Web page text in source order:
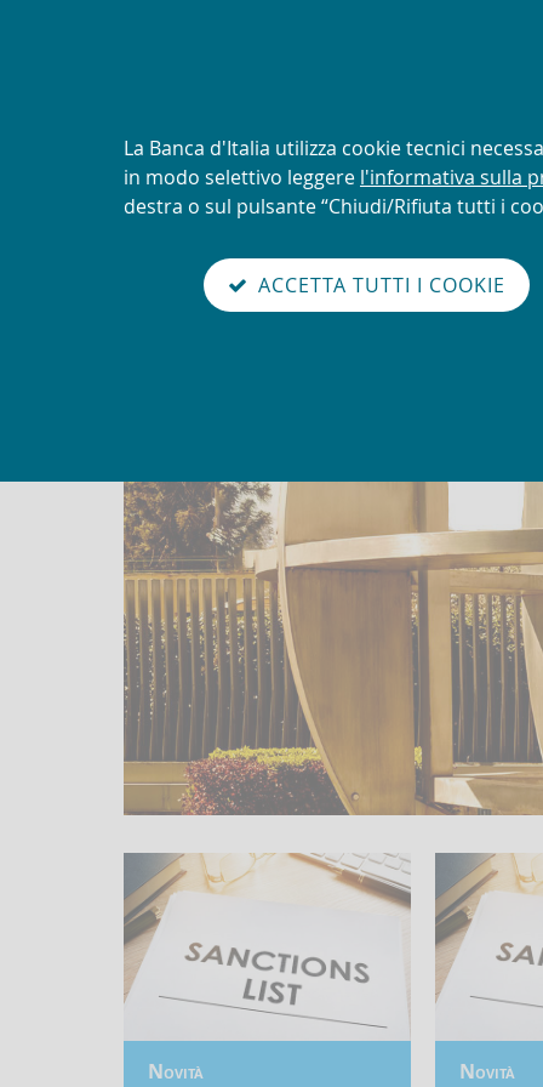
Tentativi di truffa con
Torna
sei qui:
di
Informazione
Finanziaria
per
l’Italia
In
evidenza
Novità Novità
Informativa
sui
cookie:
La Banca d'Italia utilizza cookie tecnici
in modo selettivo leggere l'informativa sulla
destra o sul pulsante “Chiudi/Rifiuta tutti i
ACCETTA TUTTI I COOKIE